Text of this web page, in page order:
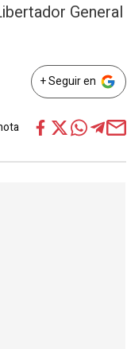
General
+ Seguir en